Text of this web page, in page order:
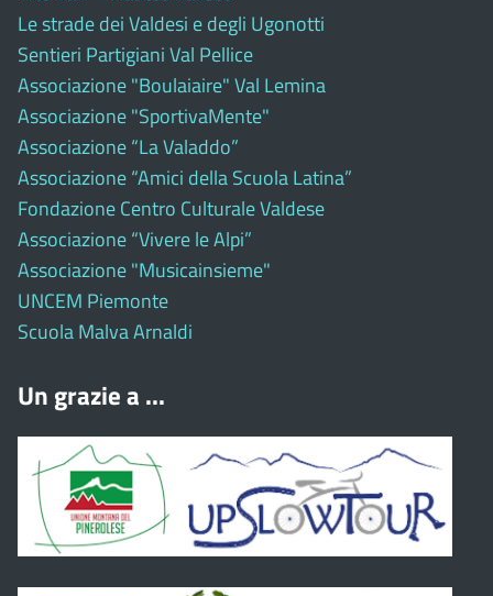
Le strade dei Valdesi e degli Ugonotti
Sentieri Partigiani Val Pellice
Associazione "Boulaiaire" Val Lemina
Associazione "SportivaMente"
Associazione “La Valaddo”
Associazione “Amici della Scuola Latina”
Fondazione Centro Culturale Valdese
Associazione “Vivere le Alpi”
Associazione "Musicainsieme"
UNCEM Piemonte
Scuola Malva Arnaldi
Un grazie a ...